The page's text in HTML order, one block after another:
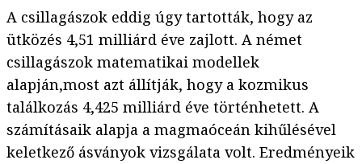
A csillagászok eddig úgy tartották, hogy az
ütközés 4,51 milliárd éve zajlott. A német
csillagászok matematikai modellek
alapján,most azt állítják, hogy a kozmikus
találkozás 4,425 milliárd éve történhetett. A
számításaik alapja a magmaóceán kihűlésével
keletkező ásványok vizsgálata volt. Eredményeik